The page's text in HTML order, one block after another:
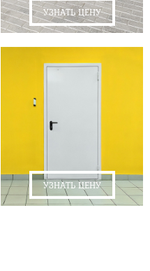
УЗНАТЬ ЦЕНУ
УЗНАТЬ ЦЕНУ